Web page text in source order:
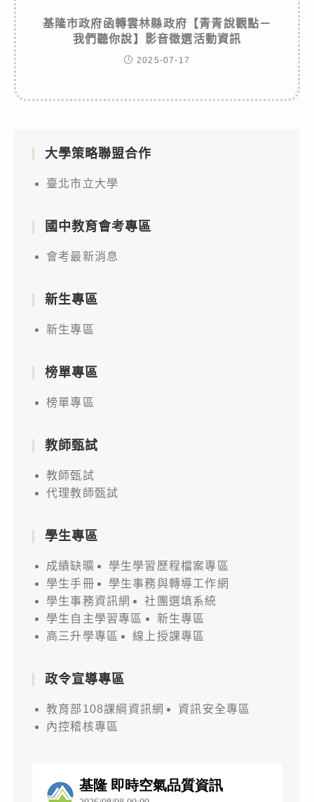
基隆市政府函轉雲林縣政府【青青說觀點－
我們聽你說】影音徵選活動資訊
2025-07-17
大學策略聯盟合作
臺北市立大學
國中教育會考專區
會考最新消息
新生專區
新生專區
榜單專區
榜單專區
教師甄試
教師甄試
代理教師甄試
學生專區
成績缺曠
學生學習歷程檔案專區
學生手冊
學生事務與轉導工作網
學生事務資訊網
社團選填系統
學生自主學習專區
新生專區
高三升學專區
線上授課專區
政令宣導專區
教育部108課綱資訊網
資訊安全專區
內控稽核專區